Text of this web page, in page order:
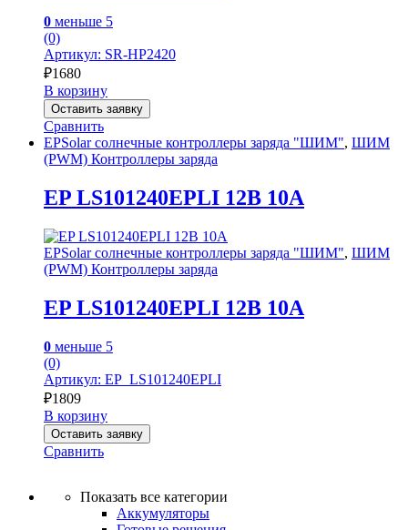
0 меньше 5
(0)
Артикул: SR-HP2420
₽1680
В корзину
Оставить заявку
Сравнить
EPSolar солнечные контроллеры заряда "ШИМ", ШИМ
(PWM) Контроллеры заряда
EP LS101240EPLI 12В 10А
EPSolar солнечные контроллеры заряда "ШИМ", ШИМ
(PWM) Контроллеры заряда
EP LS101240EPLI 12В 10А
0 меньше 5
(0)
Артикул: EP_LS101240EPLI
₽1809
В корзину
Оставить заявку
Сравнить
Показать все категории
Аккумуляторы